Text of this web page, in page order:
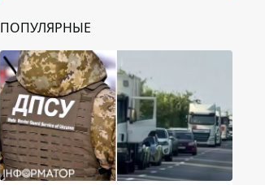
ПОПУЛЯРНЫЕ